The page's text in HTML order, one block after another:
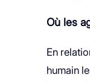
Où les
En
humain